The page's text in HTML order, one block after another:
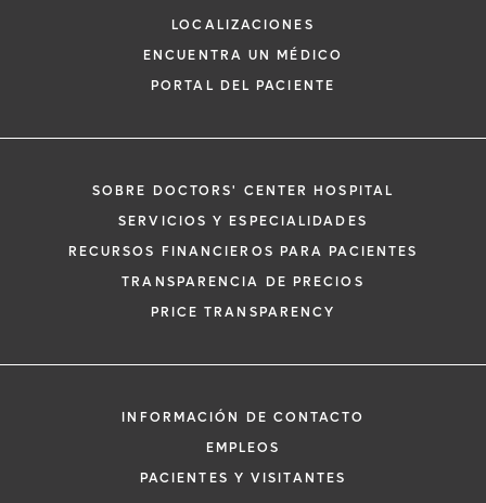
Medicina General
*Si tiene una emergencia médica, llame
inmediato.
El siguiente formulario solo crea una
no una cita confirmada. Al completarlo,
representante se pondrá en contacto
información médica por correo
Orlando Health y sus afiliados.
LOCALIZACIONES
ENCUENTRA UN MÉDICO
PORTAL DEL PACIENTE
SOBRE DOCTORS' CENTER HOSPITAL
SERVICIOS Y ESPECIALIDADES
RECURSOS FINANCIEROS PARA PACIENTES
TRANSPARENCIA DE PRECIOS
PRICE TRANSPARENCY
INFORMACIÓN DE CONTACTO
EMPLEOS
PACIENTES Y VISITANTES